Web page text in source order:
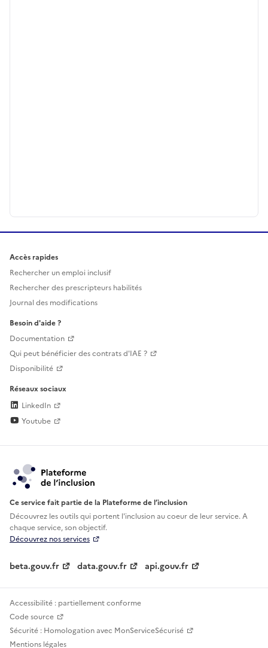
Accès rapides
Rechercher un emploi inclusif
Rechercher des prescripteurs habilités
Journal des modifications
Besoin d'aide ?
Documentation
Qui peut bénéficier des contrats d'IAE ?
Disponibilité
Réseaux sociaux
LinkedIn
Youtube
Ce service fait partie de la Plateforme de l’inclusion
Découvrez les outils qui portent l'inclusion aucoeur de leur service. A
chaque service, son objectif.
Découvrez nos services
beta.gouv.fr data.gouv.fr api.gouv.fr
Accessibilité : partiellement conforme
Code source
Sécurité : Homologation avec MonServiceSécurisé
Mentions légales